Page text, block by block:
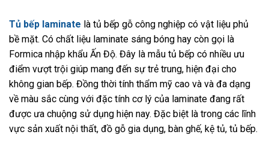
Tủ bếp laminate là tủ bếp gỗ công nghiệp có vật liệu phủ
bề mặt. Có chất liệu laminate sáng bóng hay còn gọi là
Formica nhập khẩu Ấn Độ. Đây là mẫu tủ bếp có nhiều ưu
điểm vượt trội giúp mang đến sự trẻ trung, hiện đại cho
không gian bếp. Đồng thời tính thẩm mỹ cao và và đa dạng
về màu sắc cùng với đặc tính cơ lý của laminate đang rất
được ưa chuộng sử dụng hiện nay. Đặc biệt là trong các lĩnh
vực sản xuất nội thất, đồ gỗ gia dụng, bàn ghế, kệ tủ, tủ bếp.